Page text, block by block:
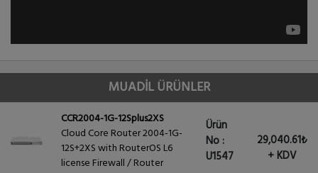
MUADİL ÜRÜNLER
CCR2004-1G-12Splus2XS
Cloud Core Router 2004-1G-
12S+2XS with RouterOS L6
license Firewall / Router
Ürün
No :
U1547
29,040.61₺
+ KDV